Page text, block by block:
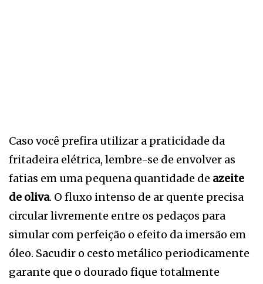
Caso você prefira utilizar a praticidade da
fritadeira elétrica, lembre-se de envolver as
fatias em uma pequena quantidade de azeite
de oliva. O fluxo intenso de ar quente precisa
circular livremente entre os pedaços para
simular com perfeição o efeito da imersão em
óleo. Sacudir o cesto metálico periodicamente
garante que o dourado fique totalmente